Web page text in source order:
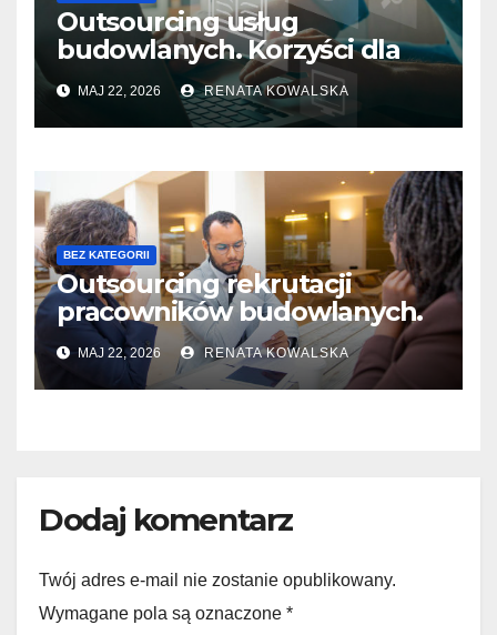
Outsourcing usług
budowlanych. Korzyści dla
firm i pracowników
MAJ 22, 2026 RENATA KOWALSKA
BEZ KATEGORII
Outsourcing rekrutacji
pracowników budowlanych.
Przebieg i kluczowe etapy
MAJ 22, 2026 RENATA KOWALSKA
Dodaj komentarz
Twój adres e-mail nie zostanie opublikowany.
Wymagane pola są oznaczone *